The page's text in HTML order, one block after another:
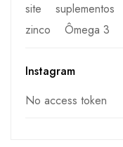
site
suplementos
zinco
Ômega 3
Instagram
No access token